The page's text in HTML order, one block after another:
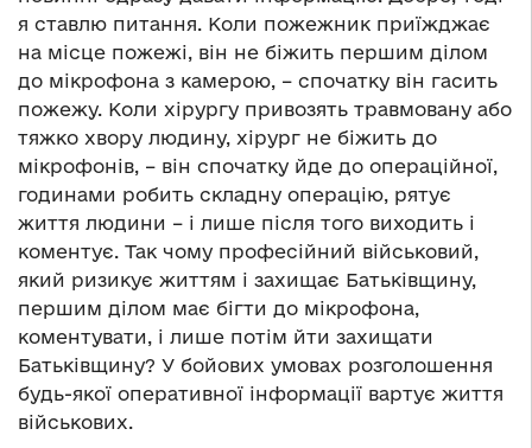
я ставлю питання. Коли пожежник приїжджає
на місце пожежі, він не біжить першим ділом
до мікрофона з камерою, – спочатку він гасить
пожежу. Коли хірургу привозять травмовану або
тяжко хвору людину, хірург не біжить до
мікрофонів, – він спочатку йде до операційної,
годинами робить складну операцію, рятує
життя людини – і лише після того виходить і
коментує. Так чому професійний військовий,
який ризикує життям і захищає Батьківщину,
першим ділом має бігти до мікрофона,
коментувати, і лише потім йти захищати
Батьківщину? У бойових умовах розголошення
будь-якої оперативної інформації вартує життя
військових.